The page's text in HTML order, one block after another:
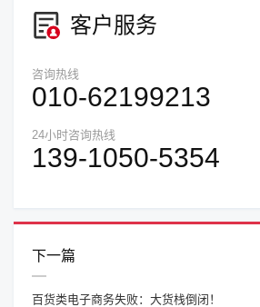
客户服务
咨询热线
010-62199213
24小时咨询热线
139-1050-5354
下一篇
百货类电子商务失败：大货栈倒闭！